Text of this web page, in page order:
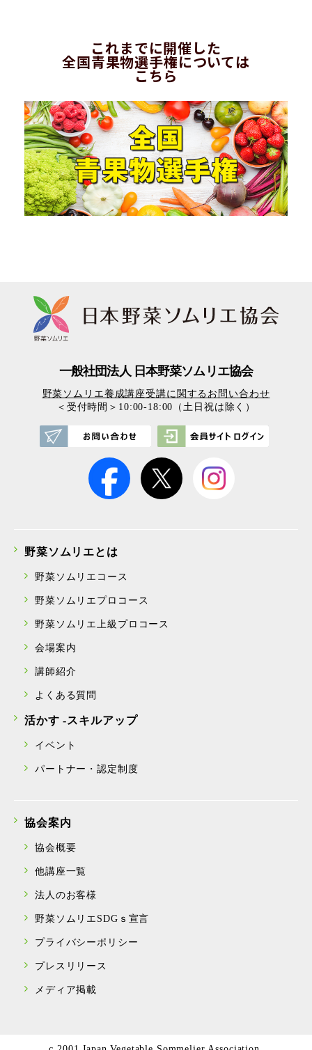
これまでに開催した
全国青果物選手権については
こちら
一般社団法人 日本野菜ソムリエ協会
野菜ソムリエ養成講座受講に関するお問い合わせ
＜受付時間＞10:00-18:00（土日祝は除く）
野菜ソムリエとは
野菜ソムリエコース
野菜ソムリエプロコース
野菜ソムリエ上級プロコース
会場案内
講師紹介
よくある質問
活かす -スキルアップ
イベント
パートナー・認定制度
協会案内
協会概要
他講座一覧
法人のお客様
野菜ソムリエSDGｓ宣言
プライバシーポリシー
プレスリリース
メディア掲載